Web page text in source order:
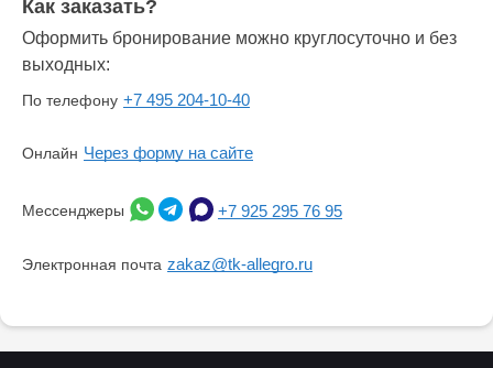
Как заказать?
Оформить бронирование можно круглосуточно и без
выходных:
По телефону +7 495 204-10-40
Онлайн Через форму на сайте
Мессенджеры +7 925 295 76 95
Электронная почта zakaz@tk-allegro.ru